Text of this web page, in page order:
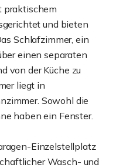
praktischem
und bieten
Schlafzimmer, ein
einen separaten
von der Küche zu
liegt in
Sowohl die
haben ein Fenster.
Einzelstellplatz
Wasch- und